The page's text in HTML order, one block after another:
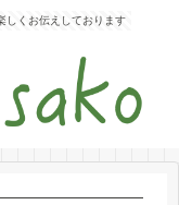
しくお伝えしております